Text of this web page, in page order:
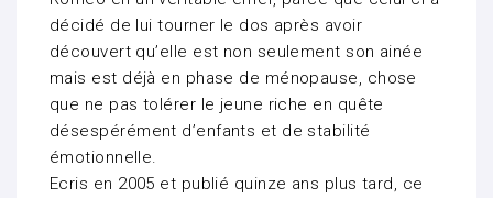
décidé de lui tourner le dos après avoir
découvert qu’elle est non seulement son ainée
mais est déjà en phase de ménopause, chose
que ne pas tolérer le jeune riche en quête
désespérément d’enfants et de stabilité
émotionnelle.
Ecris en 2005 et publié quinze ans plus tard, ce